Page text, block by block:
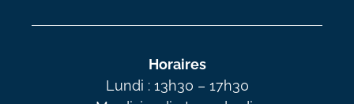
Horaires
Lundi : 13h30 – 17h30